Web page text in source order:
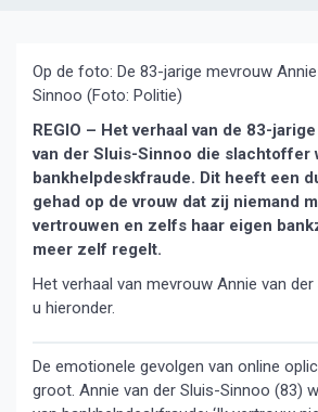
Op de foto: De 83-jarige mevrouw
Sinnoo (Foto: Politie)
REGIO – Het verhaal van de 83-
van der Sluis-Sinnoo die slachtoffer
bankhelpdeskfraude. Dit heeft een
gehad op de vrouw dat zij niemand
vertrouwen en zelfs haar eigen
meer zelf regelt.
Het verhaal van mevrouw Annie van
u hieronder.
De emotionele gevolgen van online
groot. Annie van der Sluis-Sinnoo (83)